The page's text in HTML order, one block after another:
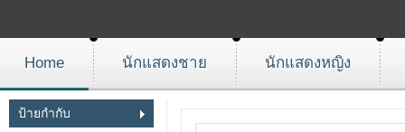
Home นักแสดงชาย นักแสดงหญิง
ป้ายกำกับ